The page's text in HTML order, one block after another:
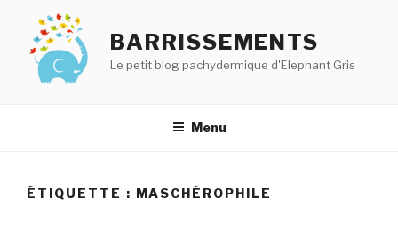
contenu
principal
BARRISSEMENTS
Le petit blog pachydermique d'Elephant Gris
Menu
ÉTIQUETTE : MASCHÉROPHILE